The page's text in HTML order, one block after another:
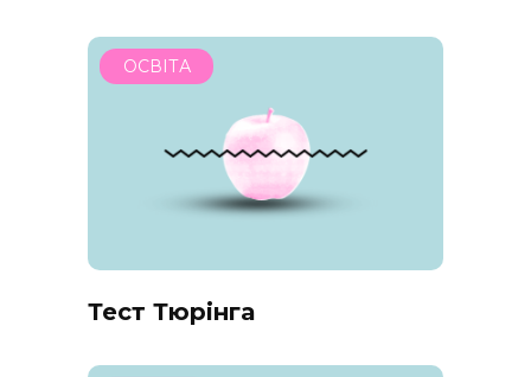
ОСВІТА
Тест Тюрінга